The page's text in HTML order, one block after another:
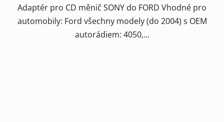
Adaptér pro CD měnič SONY do FORD Vhodné pro
automobily: Ford všechny modely (do 2004) s OEM
autorádiem: 4050,...